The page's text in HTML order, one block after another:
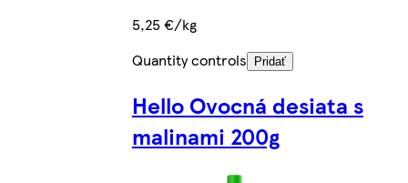
5,25 €/kg
Quantity controls
Pridať
Hello Ovocná desiata s
malinami 200g